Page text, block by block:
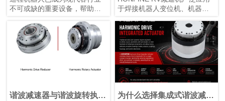
严苛要求。
方案？
不可或缺的重要设备，帮助企
工作人员安全性，并收集高质
量的运行数据。从制造工厂和
发电站，到油气设施、仓库、
铁路和智慧城市，自主巡检机
从旋转热成像相机，到调整
于焊接机器人变位机、机器人
平台等工业自动化设备，为焊
接自动化提供高精度定位、高
刚性、高承载能力和稳定传动
性能。作为可靠的RV减速器解
决方案，HONPINE助力提升变
位机运行效率和智能制造水
平。
谐波减速器与谐波旋转执行
为什么选择集成式谐波减速